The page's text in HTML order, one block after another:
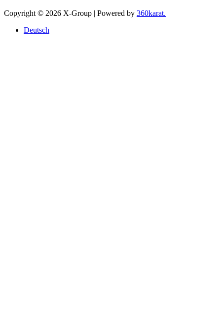
Copyright © 2026 X-Group | Powered by 360karat.
Deutsch